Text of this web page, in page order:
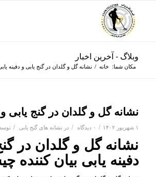
وبلاگ - آخرین اخبار
مکان شما: خانه / نشانه گل و گلدان در گنج یابی و دفینه
نشانه گل و گلدان در گنج یابی و
۱ شهریور ۱۴۰۲ / ۰ دیدگاه / در نشانه های گنج یابی /
نشانه گل و گلدان در
دفینه یابی بیان کننده